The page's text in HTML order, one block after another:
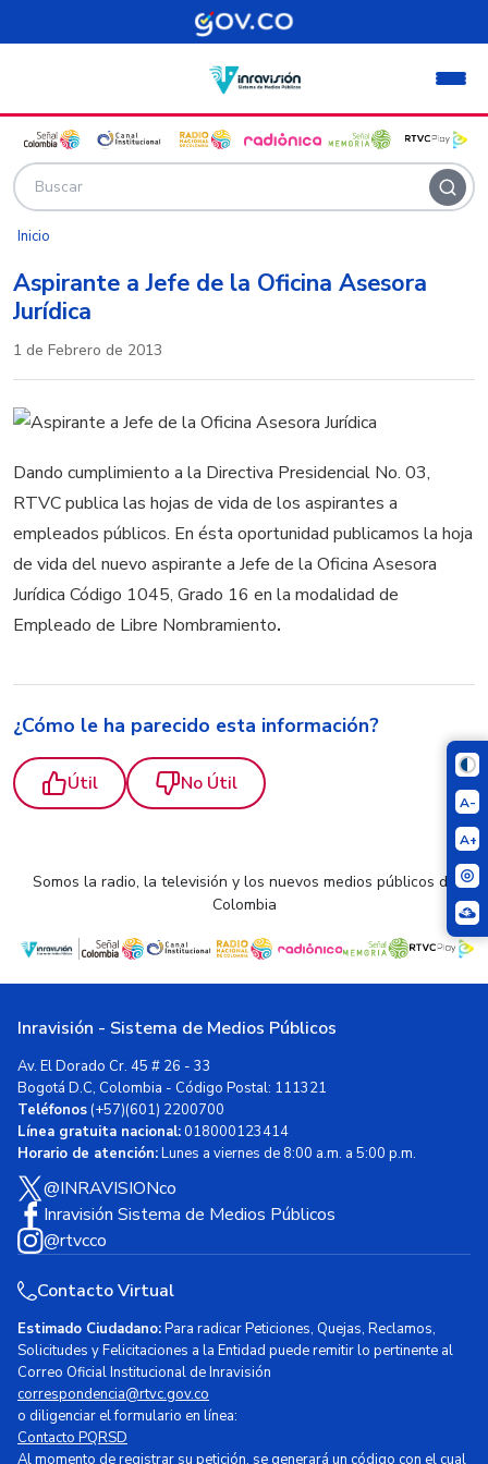
Pasar al contenido principal
A-
A+
Inicio
Aspirante a Jefe de la Oficina Asesora
Jurídica
1 de Febrero de 2013
Dando cumplimiento a la Directiva Presidencial No. 03,
RTVC publica las hojas de vida de los aspirantes a
empleados públicos. En ésta oportunidad publicamos la hoja
de vida del nuevo aspirante a Jefe de la Oficina Asesora
Jurídica Código 1045, Grado 16 en la modalidad de
Empleado de Libre Nombramiento.
¿Cómo le ha parecido esta información?
Útil No Útil
Somos la radio, la televisión y los nuevos medios públicos de
Colombia
Inravisión - Sistema de Medios Públicos
Av. El Dorado Cr. 45 # 26 - 33
Bogotá D.C, Colombia - Código Postal: 111321
Teléfonos(+57)(601) 2200700
Línea gratuita nacional:018000123414
Horario de atención:Lunes a viernes de 8:00 a.m. a 5:00 p.m.
@INRAVISIONco
Inravisión Sistema de Medios Públicos
@rtvcco
Contacto Virtual
Estimado Ciudadano:Para radicar Peticiones, Quejas, Reclamos,
Solicitudes y Felicitaciones a la Entidad puede remitir lo pertinente al
Correo Oficial Institucional de Inravisión
correspondencia@rtvc.gov.co
o diligenciar el formulario en línea:
Contacto PQRSD
Al momento de registrar su petición, se generará un código con el cual